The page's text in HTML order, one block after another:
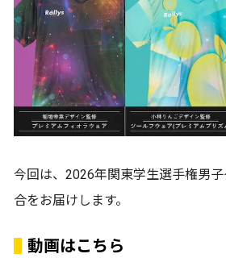
今回は、2026年関東学生選手権男
合をお届けします。
動画はこちら